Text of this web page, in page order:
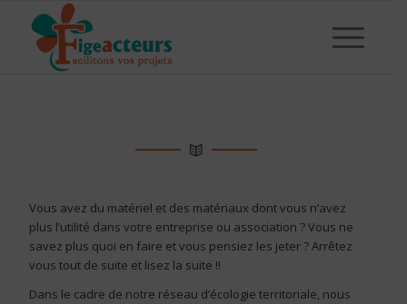
Vous avez du matériel et des matériaux dont vous n’avez
plus l’utilité dans votre entreprise ou association ? Vous ne
savez plus quoi en faire et vous pensiez les jeter ? Arrêtez
vous tout de suite et lisez la suite !!
Dans le cadre de notre réseau d’écologie territoriale, nous